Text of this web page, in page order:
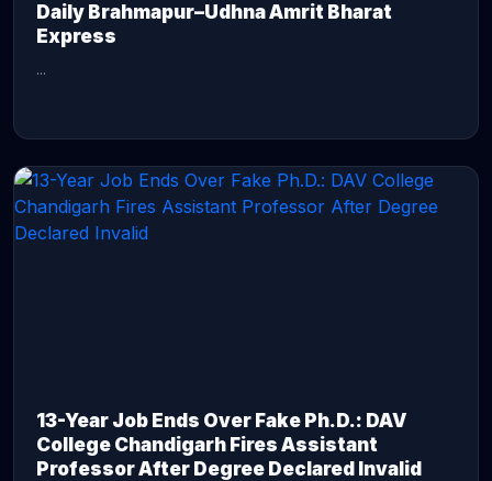
Daily Brahmapur–Udhna Amrit Bharat
Express
...
13-Year Job Ends Over Fake Ph.D.: DAV
College Chandigarh Fires Assistant
Professor After Degree Declared Invalid